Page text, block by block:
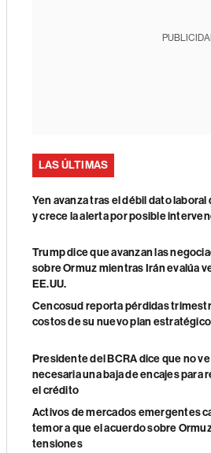
LAS ÚLTIMAS
Yen avanza tras el débil dato laboral
y crece la alerta por posible
Trump dice que avanzan las
sobre Ormuz mientras Irán evalúa
EE.UU.
Cencosud reporta pérdidas
costos de su nuevo plan estratégico
Presidente del BCRA dice que no ve
necesaria una baja de encajes para
el crédito
Activos de mercados emergentes
temor a que el acuerdo sobre
tensiones